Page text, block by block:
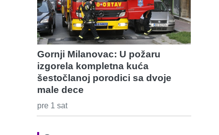
Gornji Milanovac: U požaru
izgorela kompletna kuća
šestočlanoj porodici sa dvoje
male dece
pre 1 sat